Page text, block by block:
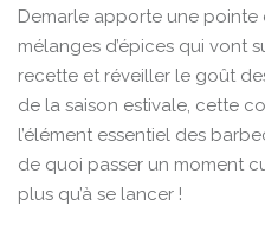
Demarle apporte une pointe
mélanges d’épices qui vont
recette et réveiller le goût
de la saison estivale, cette
l’élément essentiel des
de quoi passer un moment
plus qu’à se lancer !